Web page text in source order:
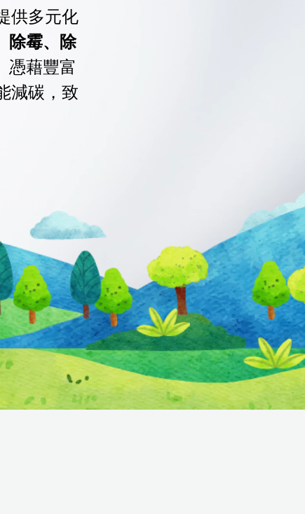
供多元化
除霉、除
憑藉豐富
減碳，致